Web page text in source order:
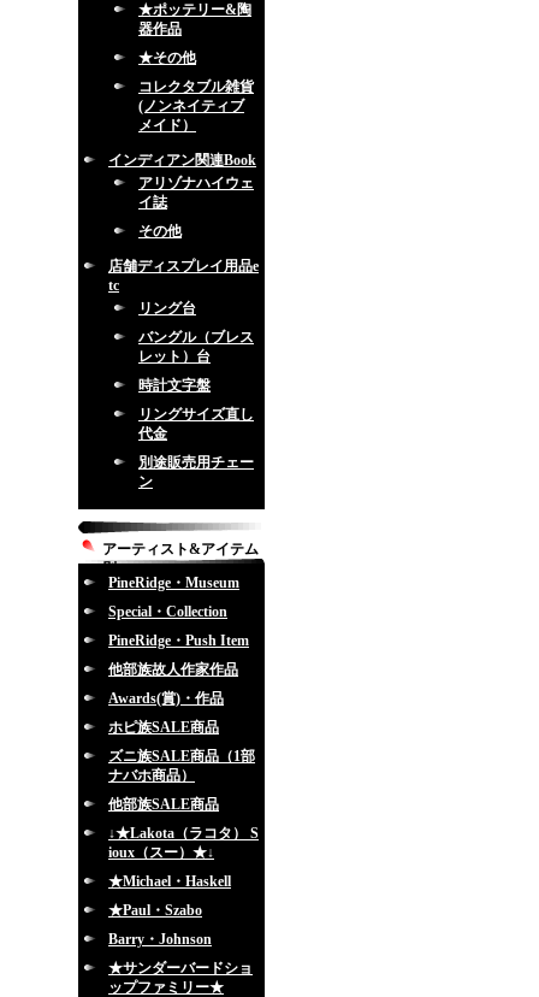
★ポッテリー&陶
器作品
★その他
コレクタブル雑貨
(ノンネイティブ
メイド）
インディアン関連Book
アリゾナハイウェ
イ誌
その他
店舗ディスプレイ用品e
tc
リング台
バングル（ブレス
レット）台
時計文字盤
リングサイズ直し
代金
別途販売用チェー
ン
アーティスト&アイテム
別
PineRidge・Museum
Special・Collection
PineRidge・Push Item
他部族故人作家作品
Awards(賞)・作品
ホピ族SALE商品
ズニ族SALE商品（1部
ナバホ商品）
他部族SALE商品
↓★Lakota（ラコタ） S
ioux（スー）★↓
★Michael・Haskell
★Paul・Szabo
Barry・Johnson
★サンダーバードショ
ップファミリー★